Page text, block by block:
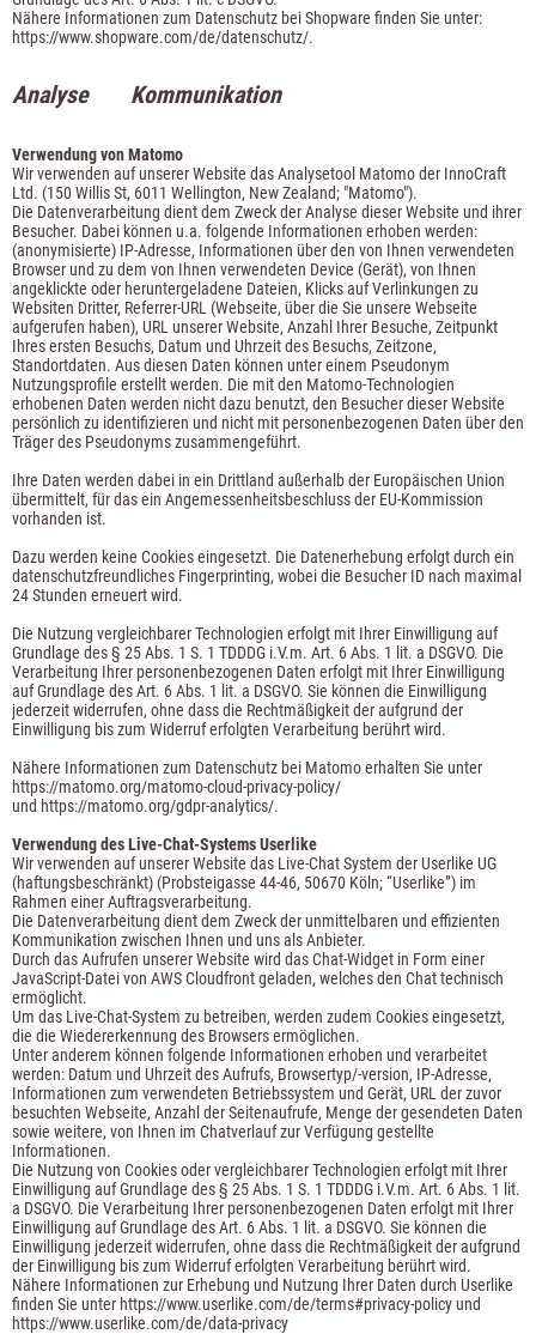
Nähere Informationen zum Datenschutz bei Shopware finden Sie unter:
https://www.shopware.com/de/datenschutz/.
Analyse Kommunikation
Verwendung von Matomo
Wir verwenden auf unserer Website das Analysetool Matomo der InnoCraft
Ltd. (150 Willis St, 6011 Wellington, New Zealand; "Matomo").
Die Datenverarbeitung dient dem Zweck der Analyse dieser Website und ihrer
Besucher. Dabei können u.a. folgende Informationen erhoben werden:
(anonymisierte) IP-Adresse, Informationen über den von Ihnen verwendeten
Browser und zu dem von Ihnen verwendeten Device (Gerät), von Ihnen
angeklickte oder heruntergeladene Dateien, Klicks auf Verlinkungen zu
Websiten Dritter, Referrer-URL (Webseite, über die Sie unsere Webseite
aufgerufen haben), URL unserer Website, Anzahl Ihrer Besuche, Zeitpunkt
Ihres ersten Besuchs, Datum und Uhrzeit des Besuchs, Zeitzone,
Standortdaten. Aus diesen Daten können unter einem Pseudonym
Nutzungsprofile erstellt werden. Die mit den Matomo-Technologien
erhobenen Daten werden nicht dazu benutzt, den Besucher dieser Website
persönlich zu identifizieren und nicht mit personenbezogenen Daten über den
Träger des Pseudonyms zusammengeführt.
Ihre Daten werden dabei in ein Drittland außerhalb der Europäischen Union
übermittelt, für das ein Angemessenheitsbeschluss der EU-Kommission
vorhanden ist.
Dazu werden keine Cookies eingesetzt. Die Datenerhebung erfolgt durch ein
datenschutzfreundliches Fingerprinting, wobei die Besucher ID nach maximal
24 Stunden erneuert wird.
Die Nutzung vergleichbarer Technologien erfolgt mit Ihrer Einwilligung auf
Grundlage des § 25 Abs. 1 S. 1 TDDDG i.V.m. Art. 6 Abs. 1 lit. a DSGVO. Die
Verarbeitung Ihrer personenbezogenen Daten erfolgt mit Ihrer Einwilligung
auf Grundlage des Art. 6 Abs. 1 lit. a DSGVO. Sie können die Einwilligung
jederzeit widerrufen, ohne dass die Rechtmäßigkeit der aufgrund der
Einwilligung bis zum Widerruf erfolgten Verarbeitung berührt wird.
Nähere Informationen zum Datenschutz bei Matomo erhalten Sie unter
https://matomo.org/matomo-cloud-privacy-policy/
und https://matomo.org/gdpr-analytics/.
Verwendung des Live-Chat-Systems Userlike
Wir verwenden auf unserer Website das Live-Chat System der Userlike UG
(haftungsbeschränkt) (Probsteigasse 44-46, 50670 Köln; “Userlike”) im
Rahmen einer Auftragsverarbeitung.
Die Datenverarbeitung dient dem Zweck der unmittelbaren und effizienten
Kommunikation zwischen Ihnen und uns als Anbieter.
Durch das Aufrufen unserer Website wird das Chat-Widget in Form einer
JavaScript-Datei von AWS Cloudfront geladen, welches den Chat technisch
ermöglicht.
Um das Live-Chat-System zu betreiben, werden zudem Cookies eingesetzt,
die die Wiedererkennung des Browsers ermöglichen.
Unter anderem können folgende Informationen erhoben und verarbeitet
werden: Datum und Uhrzeit des Aufrufs, Browsertyp/-version, IP-Adresse,
Informationen zum verwendeten Betriebssystem und Gerät, URL der zuvor
besuchten Webseite, Anzahl der Seitenaufrufe, Menge der gesendeten Daten
sowie weitere, von Ihnen im Chatverlauf zur Verfügung gestellte
Informationen.
Die Nutzung von Cookies oder vergleichbarer Technologien erfolgt mit Ihrer
Einwilligung auf Grundlage des § 25 Abs. 1 S. 1 TDDDG i.V.m. Art. 6 Abs. 1 lit.
a DSGVO. Die Verarbeitung Ihrer personenbezogenen Daten erfolgt mit Ihrer
Einwilligung auf Grundlage des Art. 6 Abs. 1 lit. a DSGVO. Sie können die
Einwilligung jederzeit widerrufen, ohne dass die Rechtmäßigkeit der aufgrund
der Einwilligung bis zum Widerruf erfolgten Verarbeitung berührt wird.
Nähere Informationen zur Erhebung und Nutzung Ihrer Daten durch Userlike
finden Sie unter https://www.userlike.com/de/terms#privacy-policyund
https://www.userlike.com/de/data-privacy